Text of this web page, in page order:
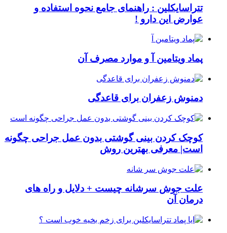
تتراسایکلین : راهنمای جامع نحوه استفاده و
عوارض این دارو !
پماد ویتامین آ و موارد مصرف آن
دمنوش زعفران برای قاعدگی
کوچک کردن بینی گوشتی بدون عمل جراحی چگونه
است| معرفی بهترین روش
علت جوش سرشانه چیست + دلایل و راه های
درمان آن